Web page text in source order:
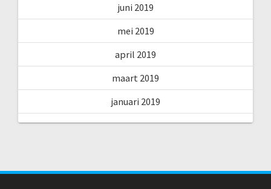
juni 2019
mei 2019
april 2019
maart 2019
januari 2019